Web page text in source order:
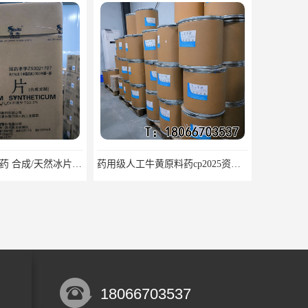
药用级人工牛黄原料药cp2025资质齐全 医用级辅料药海藻酸钠CDE备案GMP COA质检
18066703537